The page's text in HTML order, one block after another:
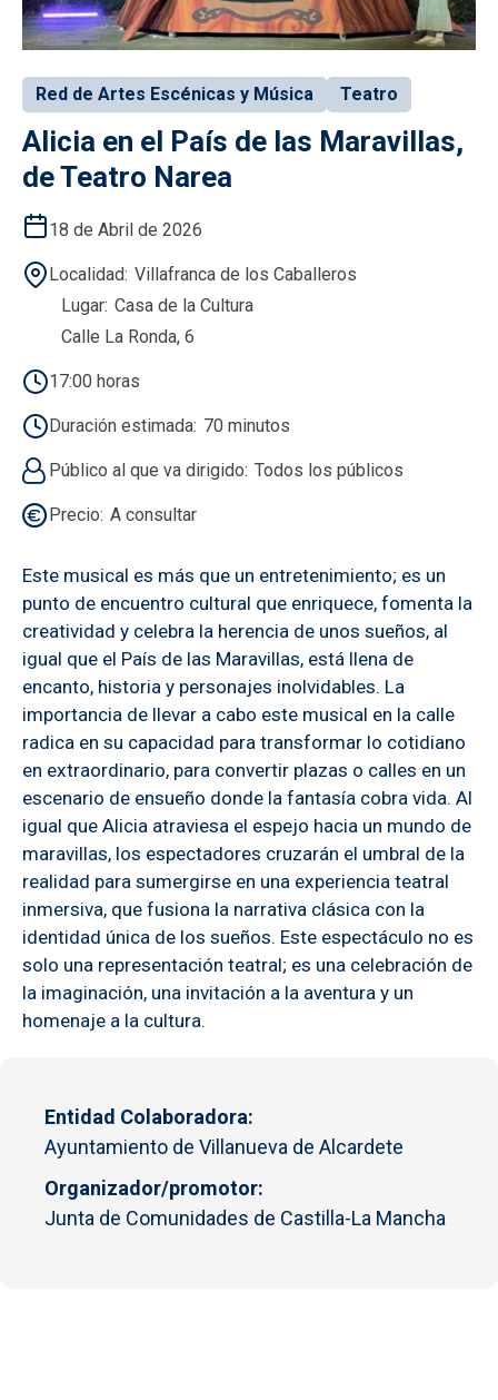
Red de Artes Escénicas y Música Teatro
Alicia en el País de las Maravillas,
de Teatro Narea
18 de Abril de 2026
Localidad Villafranca de los Caballeros
Lugar Casa de la Cultura
Calle La Ronda, 6
17:00 horas
Duración estimada 70 minutos
Público al que va dirigido Todos los públicos
Precio A consultar
Este musical es más que un entretenimiento; es un
punto de encuentro cultural que enriquece, fomenta la
creatividad y celebra la herencia de unos sueños, al
igual que el País de las Maravillas, está llena de
encanto, historia y personajes inolvidables. La
importancia de llevar a cabo este musical en la calle
radica en su capacidad para transformar lo cotidiano
en extraordinario, para convertir plazas o calles en un
escenario de ensueño donde la fantasía cobra vida. Al
igual que Alicia atraviesa el espejo hacia un mundo de
maravillas, los espectadores cruzarán el umbral de la
realidad para sumergirse en una experiencia teatral
inmersiva, que fusiona la narrativa clásica con la
identidad única de los sueños. Este espectáculo no es
solo una representación teatral; es una celebración de
la imaginación, una invitación a la aventura y un
homenaje a la cultura.
Entidad Colaboradora
Ayuntamiento de Villanueva de Alcardete
Organizador/promotor
Junta de Comunidades de Castilla-La Mancha